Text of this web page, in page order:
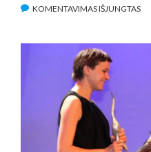
KOMENTAVIMAS IŠJUNGTAS